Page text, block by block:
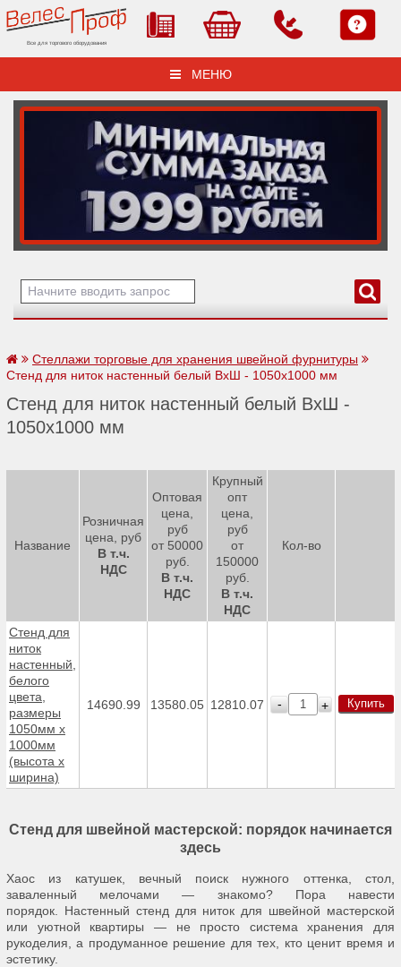
Все для торгового оборудования
МЕНЮ
Стеллажи торговые для хранения швейной фурнитуры
Стенд для ниток настенный белый ВхШ - 1050х1000 мм
Стенд для ниток настенный белый ВхШ -
1050х1000 мм
Название
Розничная
цена, руб
В т.ч.
НДС
Оптовая
цена,
руб
от 50000
руб.
В т.ч.
НДС
Крупный
опт
цена,
руб
от
150000
руб.
В т.ч.
НДС
Кол-во
Стенд для
ниток
настенный,
белого
цвета,
размеры
1050мм x
1000мм
(высота x
ширина)
14690.99 13580.05 12810.07 - + Купить
Стенд для швейной мастерской: порядок начинается
здесь
Хаос из катушек, вечный поиск нужного оттенка, стол,
заваленный мелочами — знакомо? Пора навести
порядок. Настенный стенд для ниток для швейной мастерской
или уютной квартиры — не просто система хранения для
рукоделия, а продуманное решение для тех, кто ценит время и
эстетику.